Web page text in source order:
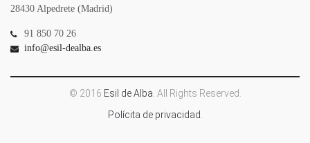
28430 Alpedrete (Madrid)
91 850 70 26
info@esil-dealba.es
© 2016 Esil de Alba . All Rights Reserved.
Polícita de privacidad.